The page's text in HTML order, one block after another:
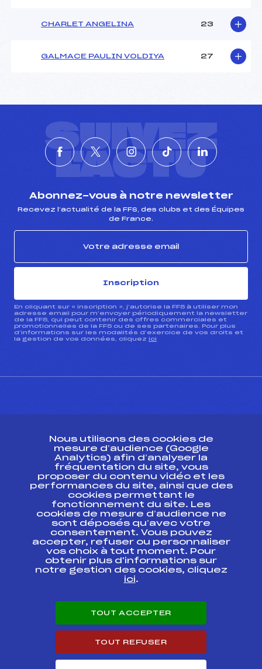
CHARLET ANGELINA 23
GALMACE PAULIN VOLDIYA 27
SUIVEZ
L'ACTU
Abonnez-vous à notre newsletter
Recevez l’actualité de la FFS, des clubs et des Équipes
de France.
Inscription
En cliquant sur « inscription », j’autorise la FFS à utiliser mon
adresse email pour m’envoyer périodiquement la newsletter
de la FFS, qui peut contenir des offres commerciales et
promotionnelles de la FFS ou de ses partenaires. Pour plus
d’informations sur les modalités d’exercice de vos droits et
la gestion de vos données, cliquez ici
Ressources
Pass’Neige
Projet sportif fédéral
Projet de performance fédéral
Antidopage
Pôle Développement, Formation, Suivi
Scientifique
Listes ministérielles
Pôle vie de l’athlète
Enseignement professionnel
Carrières
Nous utilisons des cookies de
mesure d’audience (Google
Analytics) afin d’analyser la
fréquentation du site, vous
proposer du contenu vidéo et les
performances du site, ainsi que des
cookies permettant le
fonctionnement du site. Les
cookies de mesure d’audience ne
sont déposés qu’avec votre
consentement. Vous pouvez
accepter, refuser ou personnaliser
vos choix à tout moment. Pour
obtenir plus d'informations sur
notre gestion des cookies, cliquez
ici.
TOUT ACCEPTER
TOUT REFUSER